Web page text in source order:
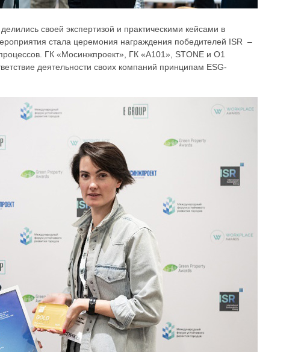
своей экспертизой и практическими кейсами в
стала церемония награждения победителей ISR –
ГК «Мосинжпроект», ГК «А101», STONE и O1
деятельности своих компаний принципам ESG-